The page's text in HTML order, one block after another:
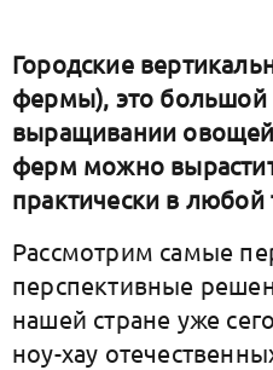
Городские
фермы), это большой
выращивании
ферм можно
практически в любой
Рассмотрим самые
перспективные
нашей стране уже
ноу-хау